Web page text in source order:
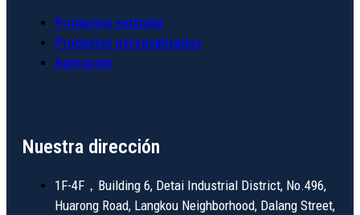
Productos estándar
Productos personalizados
Aplicación
Nuestra dirección
1F-4F，Building 6, Detai Industrial District, No.496,
Huarong Road, Langkou Neighborhood, Dalang Street,